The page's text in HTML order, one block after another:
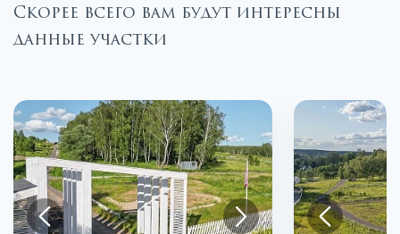
Скорее всего вам будут интересны
данные участки